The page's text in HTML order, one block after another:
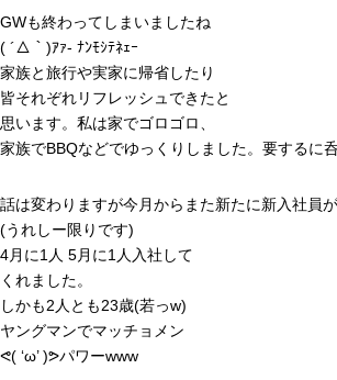
GWも終わってしまいましたね
( ´△｀)ｱｧ- ﾅﾝﾓｼﾃﾈｪｰ
家族と旅行や実家に帰省したり
皆それぞれリフレッシュできたと
思います。私は家でゴロゴロ、
家族でBBQなどでゆっくりしました。要するに
話は変わりますが今月からまた新たに新入社員
(うれしー限りです)
4月に1人 5月に1人入社して
くれました。
しかも2人とも23歳(若っw)
ヤングマンでマッチョメン
ᕙ( ‘ω’ )ᕗパワーwww